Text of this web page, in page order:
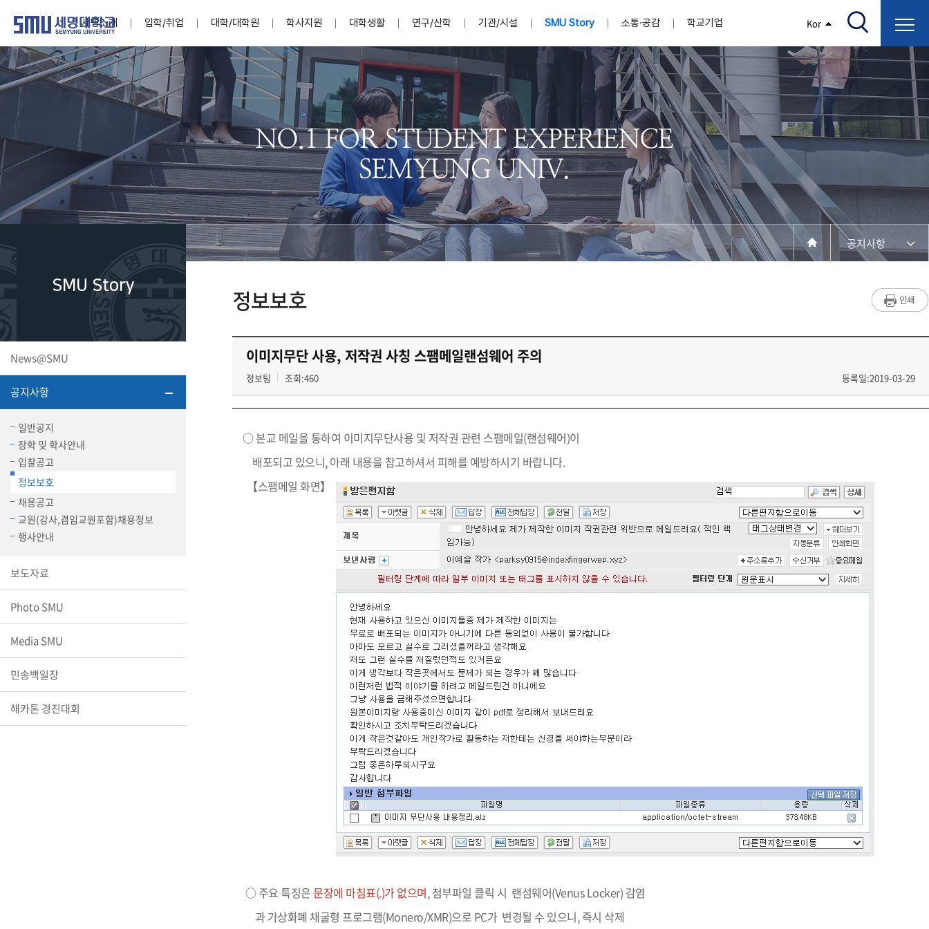
Kor
세명소개
세명소개
인재양성이 국가의 미래
세상을 밝게 비추는 인재양성
사이버투어 홍보브로슈어
학교법인
설립자발자취 이사장인사말 법인소개
자매회사 및 기관
임원현황
이사회(개최, 회의록)
학교법인 임원과 친족관계에 있는 교직원 현황
열린총장실
인사말 역대총장
제8,9대 총장 이용걸
제6,7대 총장 김유성
제5대 총장 김광림
제4대 총장 염재선
건학이념 세명인재상 인재상과 5대핵심역량
대학소개
2020년대
2000년대
1990년대
상징물
심볼마크
대학현황
교직원현황
예결산공고(감사보고)
예산공고
결산공고
업무추진비 집행내역 등록금심의위원회
등록금심의위원회
등록금심의위원회 회의록
대학평의원회
대학평의원회 회의록
기금운용심의회
기금운용심의회
기금운용심의회 회의록
기본방향 비전 및 전략설정과정
교양교육 체계도
전공 체계도 비교과 교육체계
캠퍼스투어 오시는길 통학버스 안내
통학버스 출발장소
입학/취업
입학/취업
인재양성이 국가의 미래
세상을 밝게 비추는 인재양성
사이버투어 홍보브로슈어
대학
입학홈페이지 입학정보통합시스템(합격조회/고지서출력/납부조회)
대학원
일반ㆍ경영행정복지대학원 저널리즘대학원
International
Students
취·창업지원처
취·창업지원처 소개 학생종합경력시스템 세빈샵(온라인학생창업몰)
대학/대학원
대학/대학원
인재양성이 국가의 미래
세상을 밝게 비추는 인재양성
사이버투어 홍보브로슈어
대학
인문예술대학
미디어콘텐츠창작학과
외국어학부
아트앤산업디자인학과
실내디자인학과
시각·영상디자인학과
패션디자인학과
공연예술학과
영화웹툰애니메이션학과
미디어문화학부
사회과학대학
경찰학과
행정학과
법학과
부동산지적학과
소방방재학과
경영학과
회계세무금융학과
글로벌물류학과
호텔경영학과
관광경영학과
항공서비스학과
AI융합대학
AI컴퓨터학부
스마트IT학부
전기공학과
전자공학과
건축학과
건설환경공학과
환경에너지학과
전기전자공학과
재난안전학과
보건안전공학과
보건바이오대학
간호학과
작업치료학과
임상병리학과
바이오제약산업학부
바이오코스메틱학과
뷰티케어학과
바이오식품영양학부
동물보건학과
생활체육학과
반려동물산업학과
한의과대학 교양대학
연계전공
라이프복지상담학과
대학원
일반ㆍ경영행정복지대학원 저널리즘대학원
평생교육원
학사지원
학사지원
인재양성이 국가의 미래
세상을 밝게 비추는 인재양성
사이버투어 홍보브로슈어
학사공지
학사일정
학사정보
교직과정안내
교직교육 목적 및 교육목표
이수안내
교직과목 해설
신청서 다운로드
연계전공
연계전공안내
e-Book디자인ㆍ제작학
정밀의료인공지능융합학
화장품생명융합학
천연물소재융합학
AI융합전공
스마트이차전지시스템공학
센서반도체융합전공
수강신청
수강신청
동일과목전공인정
재수강
수강포기
계절학기
전자출결
유급
특별학점
국내대학 학점교류 전과ㆍ복수(부)전공
학적변동(휴학·복학·제적·재입학)
복학
제적
재입학
졸업(수료)
졸업
졸업연기
조기졸업
졸업논문
학년별 수료학점
학적부사항정정 교육과정 CHARM인증제
장학제도 장학금신청ㆍ지급
Career Guidance
(전공·진로 안내 프
학생설계전공 사례
전과/복수(부)·학생설계전공 관련
Q&A
진로 컨설팅 우수사례
전공·진로 안내영상
대학생활
대학생활
인재양성이 국가의 미래
세상을 밝게 비추는 인재양성
사이버투어 홍보브로슈어
대학생활 안내영상
학생지원
학생상담/심리 권익보호 사회봉사지원센터
센터 및 조직소개
규정집
주요업무
봉사단운영
장애학생지원센터
소개
지원서비스
장애학생도우미
찾아오시는길
학습역량강화
취업진로상담
학생증발급
학생활동
대학축제 학생자치기구
총학생회
학생커뮤니티 학생사회봉사 학생위원회
시설이용
편의점
학생식당
통학증(월 정기권) 이용 안내 통학버스 편도(월, 금) 이용 안내
국내외 교류현황
교환학생
해외어학연수
국외인턴십
자기설계 해외배낭연수
대학생 병무행정(군입영)
예비군연대소개
ROTC란
ROTC제도란?
제도의 특징
소대장 생활
후보생 및 임관 후 혜택
교내교육 및 입영훈련
학군단소개
지휘관 소개
업무담당자 소개
봉사활동
체육활동
지원안내
지원/선발절차
모집일정
선발요소/배점
지원자격
세부선발방법
공지사항
연구/산학
연구/산학
인재양성이 국가의 미래
세상을 밝게 비추는 인재양성
사이버투어 홍보브로슈어
산학협력단
산학협력단 소개 연구지원 지식재산권 부속기관 정보광장(자료실)
교내연구지원
교내학술연구비 지원 국제학술지 논문게재 지원
학술저서발간 지원
국제학술회의 참가경비 지원
학술대회 참가경비 지원 부설연구소 학술회의 개최 경비 지원
연구윤리
세명대학교 연구윤리 생명윤리위원회 동물실험윤리위원회
LINC+ 사업단
기관/시설
기관/시설
인재양성이 국가의 미래
세상을 밝게 비추는 인재양성
사이버투어 홍보브로슈어
기구조직표
특별기구
교육혁신·학생성공본부 대학혁신사업단 대학일자리플러스센터 인권센터
대학본부
교무연구처 기획실 학생처 사무처 입학관리본부 국제교류처
산학협력단
부속기관
학술정보원 평생교육원 편집방송국 학생생활관 보건진료소
예비군연대
공자학원
부설연구소
연구소 조직
학술·연구활동 실적
학술·연구활동 실적
논문집 검색
연구소 조직
학술·연구활동 실적
구성원소개
산학협력 산하기관
산학협력단 세명창업보육센터 지역협력센터 기술사업화센터
중소기업산학협력센터
도심관광활성화센터
화장품·건강기능식품 임상시험센터(SMCTC)
ANCHOR사업단
제천시어린이·사회복지급식관리지원센터
단양군어린이급식관리지원센터
제천시농촌협약지원센터
제천시농촌활력플러스사업추진단
단양군농촌활성화지원센터
제천시탄소중립지원센터
부속제천한방병원 부속충주한방병원
교수노동조합
SMU Story
SMU Story
인재양성이 국가의 미래
세상을 밝게 비추는 인재양성
사이버투어 홍보브로슈어
News@SMU
공지사항
일반공지 장학 및 학사안내 정보보호
채용공고
교원(강사,겸임교원포함)채용정보
행사안내
보도자료
Photo SMU
학생활동 캠퍼스풍경
온라인접수시스템
해카톤 경진대회
소통·공감
소통·공감
인재양성이 국가의 미래
세상을 밝게 비추는 인재양성
사이버투어 홍보브로슈어
소통·공감
공익신고
학교기업
학교기업
인재양성이 국가의 미래
세상을 밝게 비추는 인재양성
사이버투어 홍보브로슈어
학교기업
세명네이처
세네뜨리아
S:MU 스포츠 아카데
미
S:MU LifeLap 다이
S:MU FoodLap 또
SMU Story
News@SMU
공지사항
일반공지
장학 및 학사안내
입찰공고
정보보호
채용공고
교원(강사,겸임교원포함)채용정보
행사안내
보도자료
Photo SMU
Media SMU
민송백일장
해카톤 경진대회
공지사항
입학/취업
대학/대학원
학사지원
대학생활
SMU Story
소통·공감
학교기업
홈페이지가이드
정보보호
이미지무단 사용, 저작권 사칭 스팸메일랜섬웨어 주의
정보팀 조회:460 등록일:2019-03-29
○ 본교 메일을 통하여 이미지무단사용 및 저작권 관련 스팸메일(랜섬웨어)이
배포되고 있으니, 아래 내용을 참고하셔서 피해를 예방하시기 바랍니다.
【스팸메일 화면】
○ 주요 특징은문장에 마침표(.)가 없으며, 첨부파일 클릭 시 랜섬웨어(Venus Locker) 감염
과 가상화폐 채굴형 프로그램(Monero/XMR)으로 PC가 변경될 수 있으니, 즉시 삭제